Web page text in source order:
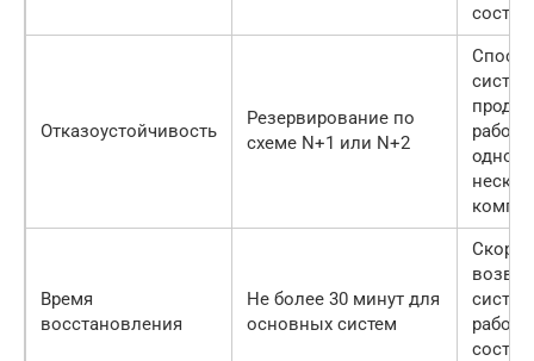
Отказоустойчивость
Резервирование по
схеме N+1 или N+2
Время
восстановления
Не более 30 минут для
основных систем